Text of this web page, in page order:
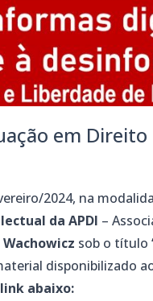
em
2024, na
da APDI –
sob o título
disponibilizado
abaixo: